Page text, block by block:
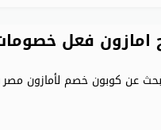
امازون فعل
عن كوبون خصم لأمازون